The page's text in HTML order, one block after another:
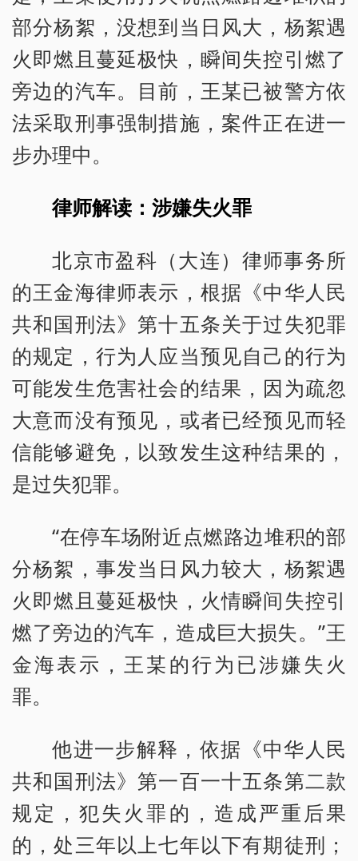
部分杨絮，没想到当日风大，杨絮遇
火即燃且蔓延极快，瞬间失控引燃了
旁边的汽车。目前，王某已被警方依
法采取刑事强制措施，案件正在进一
步办理中。
律师解读：涉嫌失火罪
北京市盈科（大连）律师事务所
的王金海律师表示，根据《中华人民
共和国刑法》第十五条关于过失犯罪
的规定，行为人应当预见自己的行为
可能发生危害社会的结果，因为疏忽
大意而没有预见，或者已经预见而轻
信能够避免，以致发生这种结果的，
是过失犯罪。
“在停车场附近点燃路边堆积的部
分杨絮，事发当日风力较大，杨絮遇
火即燃且蔓延极快，火情瞬间失控引
燃了旁边的汽车，造成巨大损失。”王
金海表示，王某的行为已涉嫌失火
罪。
他进一步解释，依据《中华人民
共和国刑法》第一百一十五条第二款
规定，犯失火罪的，造成严重后果
的，处三年以上七年以下有期徒刑；